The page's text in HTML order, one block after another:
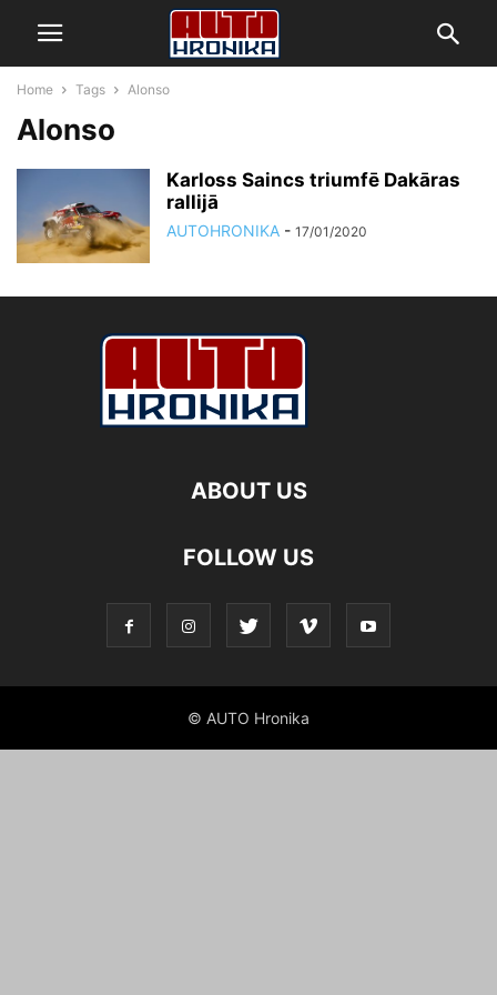
Home Tags Alonso
Alonso
Karloss Saincs triumfē Dakāras
rallijā
AUTOHRONIKA - 17/01/2020
ABOUT US
FOLLOW US
© AUTO Hronika